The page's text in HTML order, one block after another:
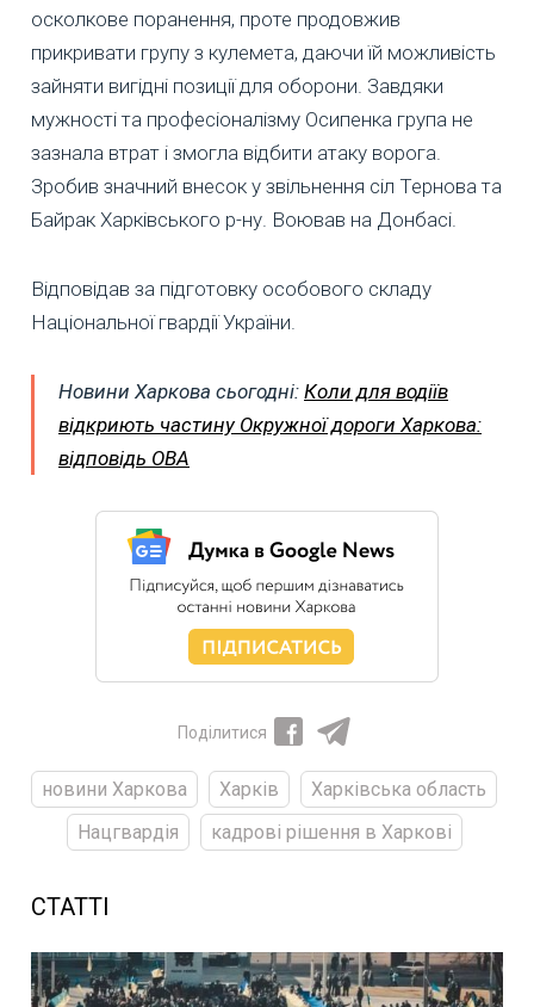
осколкове поранення, проте продовжив
прикривати групу з кулемета, даючи їй можливість
зайняти вигідні позиції для оборони. Завдяки
мужності та професіоналізму Осипенка група не
зазнала втрат і змогла відбити атаку ворога.
Зробив значний внесок у звільнення сіл Тернова та
Байрак Харківського р-ну. Воював на Донбасі.
Відповідав за підготовку особового складу
Національної гвардії України.
Новини Харкова сьогодні: Коли для водіїв
відкриють частину Окружної дороги Харкова:
відповідь ОВА
Поділитися
новини Харкова Харків
Харківська область
Нацгвардія
кадрові рішення в Харкові
СТАТТІ